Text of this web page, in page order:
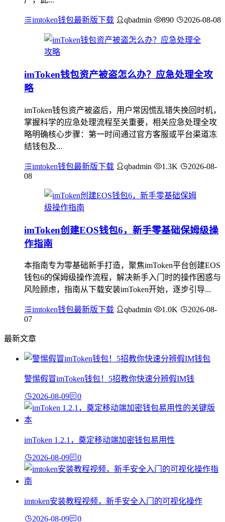
imtoken钱包最新版下载 qbadmin 890 2026-08-08
imToken钱包资产被盗怎么办？应急处理全攻
略
imToken钱包资产被盗后，用户常因慌乱错失挽回时机，
掌握科学的应急处理流程至关重要，相关应急处理全攻
略明确核心步骤：第一时间通过官方客服或平台渠道冻
结钱包及...
imtoken钱包最新版下载 qbadmin 1.3K
2026-08-
08
imToken创建EOS钱包6，新手零基础保姆级操
作指南
本指南专为零基础新手打造，聚焦imToken平台创建EOS
钱包6的保姆级操作流程，解决新手入门时的操作困惑与
风险顾虑，指南从下载安装imToken开始，逐步引导...
imtoken钱包最新版下载 qbadmin 1.0K
2026-08-
07
最新文章
警惕假冒imToken钱包！5招教你快速分辨假IM钱
2026-08-09 0
imToken 1.2.1，奠定移动端加密钱包易用性
2026-08-09 0
imtoken安装教程视频，新手安全入门的可视化操作
2026-08-09 0